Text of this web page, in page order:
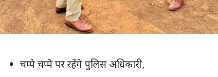
चप्पे चप्पे पर रहेंगे पुलिस अधिकारी,